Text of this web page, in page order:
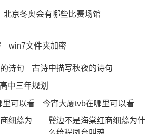
北京冬奥会有哪些比赛场馆
win7文件夹加密
古诗中描写秋夜的诗句
高中三年规划
今宵大厦tvb在哪里可以看
鬓边不是海棠红商细蕊为什